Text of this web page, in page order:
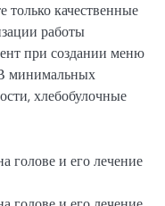
только качественные
работы
при создании меню
минимальных
хлебобулочные